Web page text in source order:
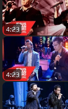
4:23
4:23